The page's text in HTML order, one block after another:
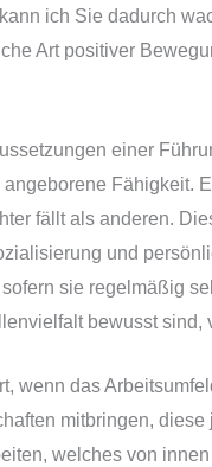
ich Sie dadurch
Art positiver
einer
angeborene Fähigkeit.
fällt als anderen.
und
sie regelmäßig
bewusst
wenn das
mitbringen,
welches von